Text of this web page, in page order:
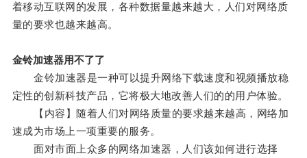
着移动互联网的发展，各种数据量越来越大，人们对网络质
量的要求也越来越高。
金铃加速器用不了了
金铃加速器是一种可以提升网络下载速度和视频播放稳
定性的创新科技产品，它将极大地改善人们的的用户体验。
【内容】随着人们对网络质量的要求越来越高，网络加
速成为市场上一项重要的服务。
面对市面上众多的网络加速器，人们该如何进行选择